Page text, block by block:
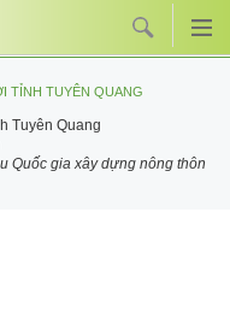
TỈNH TUYÊN QUANG
Tuyên Quang
Quốc gia xây dựng nông thôn